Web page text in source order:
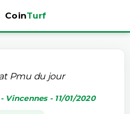
CoinTurf
Pmu du jour
Vincennes - 11/01/2020